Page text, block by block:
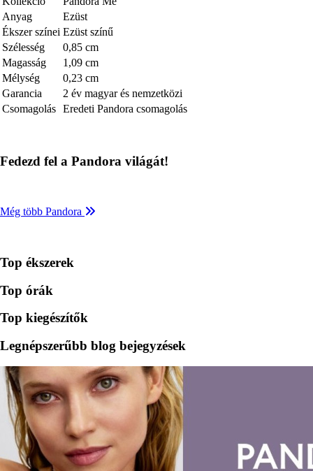
Anyag
Ezüst
Ékszer színei Ezüst színű
Szélesség
0,85 cm
Magasság
1,09 cm
Mélység
0,23 cm
Garancia
2 év magyar és nemzetközi
Csomagolás Eredeti Pandora csomagolás
Fedezd fel a Pandora világát!
Még több Pandora
Top ékszerek
Top órák
Top kiegészítők
Legnépszerűbb blog bejegyzések